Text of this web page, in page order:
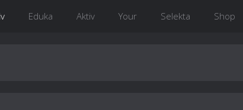
Eduka Aktiv Your Selekta Shop